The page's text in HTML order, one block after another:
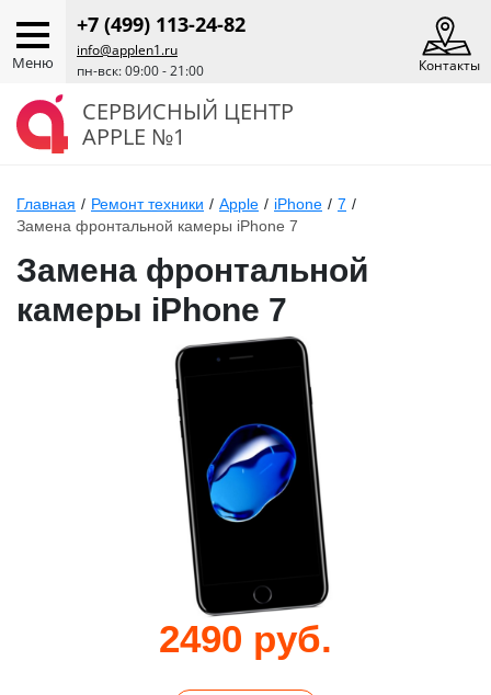
Меню
+7 (499) 113-24-82
info@applen1.ru
пн-вск: 09:00 - 21:00
Контакты
СЕРВИСНЫЙ ЦЕНТР
APPLE №1
Главная / Ремонт техники / Apple / iPhone / 7 /
Замена фронтальной камеры iPhone 7
Замена фронтальной
камеры iPhone 7
2490 руб.